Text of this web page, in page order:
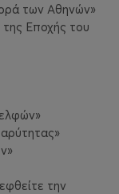
των Αθηνών»
Εποχής του
»
την